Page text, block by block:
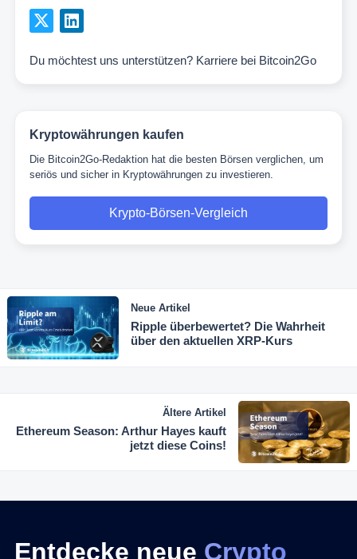
Du möchtest uns unterstützen? Karriere bei Bitcoin2Go
Kryptowährungen kaufen
Die Bitcoin2Go-Redaktion hat die besten Börsen verglichen, um
seriös und sicher in Kryptowährungen zu investieren.
Krypto-Börsen-Vergleich
Neue Artikel
Ripple überbewertet? Die Wahrheit
über den aktuellen XRP-Kurs
Ältere Artikel
Ethereum Season: Arthur Hayes kauft
jetzt diese Coins!
Entdecke neue Crypto